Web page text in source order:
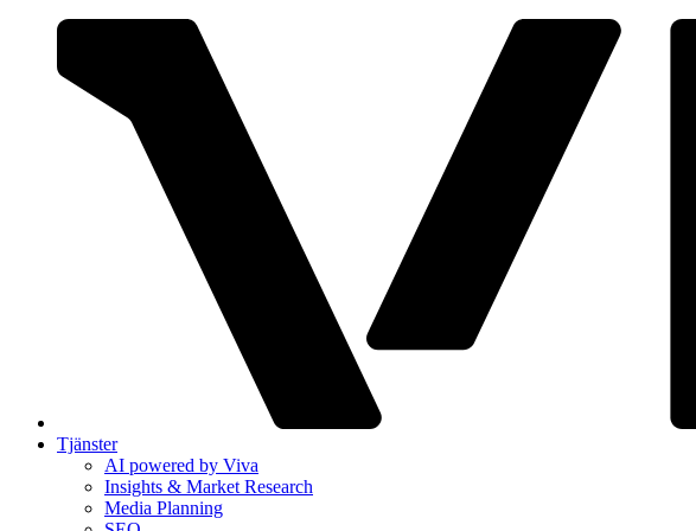
Tjänster
AI powered by Viva
Insights & Market Research
Media Planning